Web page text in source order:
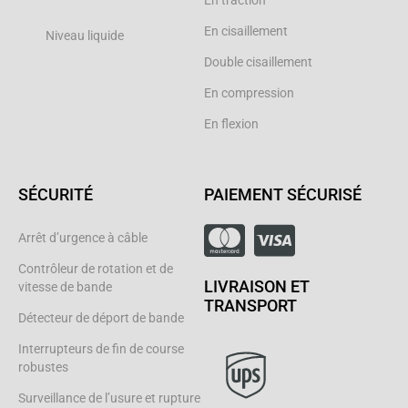
Niveau liquide En cisaillement
Double cisaillement
En compression
En flexion
SÉCURITÉ
Arrêt d’urgence à câble
Contrôleur de rotation et de
vitesse de bande
Détecteur de déport de bande
Interrupteurs de fin de course
robustes
Surveillance de l’usure et rupture
PAIEMENT SÉCURISÉ
LIVRAISON ET
TRANSPORT